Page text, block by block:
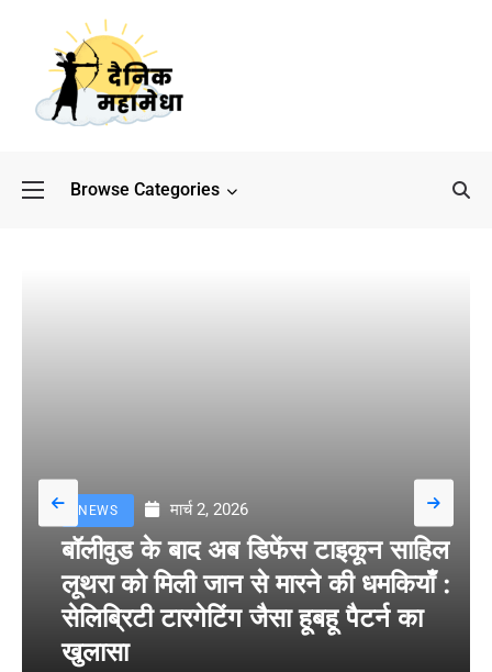
Browse Categories
NEWS मार्च 2, 2026
बॉलीवुड के बाद अब डिफेंस टाइकून साहिल
लूथरा को मिली जान से मारने की धमकियाँ :
सेलिब्रिटी टारगेटिंग जैसा हूबहू पैटर्न का
खुलासा